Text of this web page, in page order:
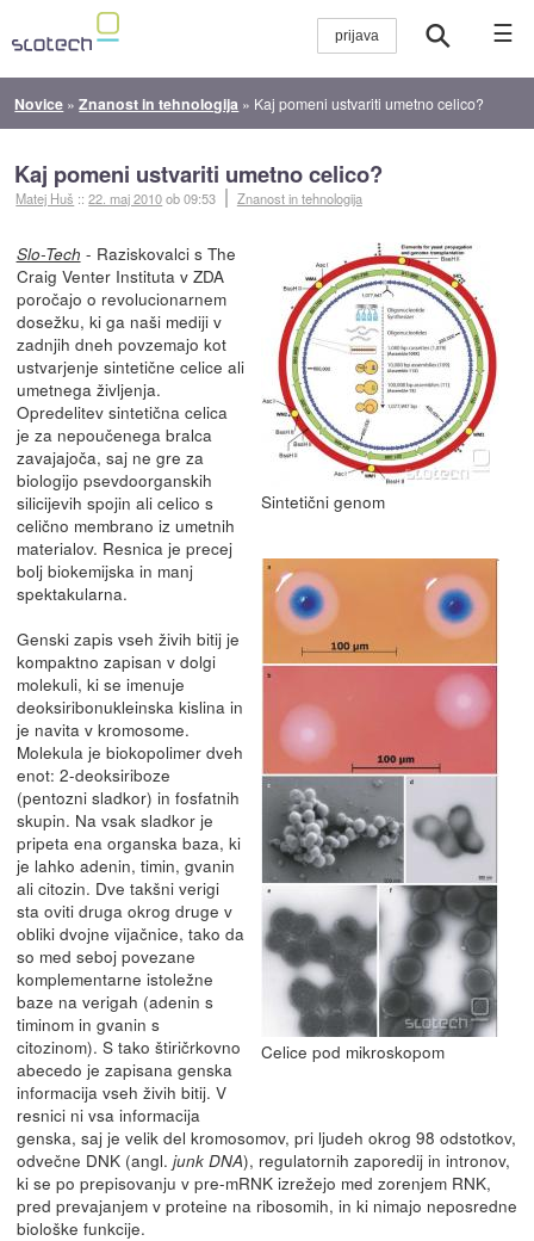
☰
Novice »Znanost in tehnologija » Kaj pomeni ustvariti umetno celico?
Kaj pomeni ustvariti umetno celico?
Matej Huš ::22. maj 2010ob 09:53 Znanost in tehnologija
Sintetični genom
Celice pod mikroskopom
Slo-Tech - Raziskovalci s The
Craig Venter Instituta v ZDA
poročajo o revolucionarnem
dosežku, ki ga naši mediji v
zadnjih dneh povzemajo kot
ustvarjenje sintetične celice ali
umetnega življenja.
Opredelitev sintetična celica
je za nepoučenega bralca
zavajajoča, saj ne gre za
biologijo psevdoorganskih
silicijevih spojin ali celico s
celično membrano iz umetnih
materialov. Resnica je precej
bolj biokemijska in manj
spektakularna.
Genski zapis vseh živih bitij je
kompaktno zapisan v dolgi
molekuli, ki se imenuje
deoksiribonukleinska kislina in
je navita v kromosome.
Molekula je biokopolimer dveh
enot: 2-deoksiriboze
(pentozni sladkor) in fosfatnih
skupin. Na vsak sladkor je
pripeta ena organska baza, ki
je lahko adenin, timin, gvanin
ali citozin. Dve takšni verigi
sta oviti druga okrog druge v
obliki dvojne vijačnice, tako da
so med seboj povezane
komplementarne istoležne
baze na verigah (adenin s
timinom in gvanin s
citozinom). S tako štiričrkovno
abecedo je zapisana genska
informacija vseh živih bitij. V
resnici ni vsa informacija
genska, saj je velik del kromosomov, pri ljudeh okrog 98 odstotkov,
odvečne DNK (angl. junk DNA), regulatornih zaporedij in intronov,
ki se po prepisovanju v pre-mRNK izrežejo med zorenjem RNK,
pred prevajanjem v proteine na ribosomih, in ki nimajo neposredne
biološke funkcije.